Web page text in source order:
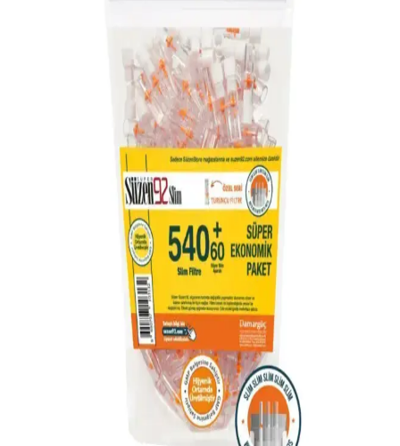
Sedat Aksesuar'ın siyah, yanmaz plastik ve metal iç kaplamalı
küllüğü, estetik ve güvenli sigara içimi sağlar, koku hapseder,
dayanıklıdır ve şık tasarımıyla öne çıkar.
Genel Markalar Izgara Tipi Kapaklı Küllük:
Modern ve Pratik Dış Mekan Sigara Küllüğü
Genel Markalar'ın kapaklı küllüğü, hafif ve dayanıklı yapısıyla
sigara içenlere pratik ve şık bir kullanım sağlar, kül ve duman
kontrolü için uygun, taşınabilir ve estetik bir çözüm sunar.
Genel Markalar Kokusuz Sert Plastik Oto Küllük
İnceleme ve Kullanıcı Yorumları
Kokusuz sert plastik oto küllük, şık tasarımı ve kullanışlı
özellikleriyle araç içi düzeni sağlar. Dayanıklı malzeme ve kompakt
boyutuyla sigara izmaritlerini güvenle tutar, koku yapmaz.
Çiçek Sepeti Baskılı Seramik Kokusuz Küllük:
Estetik ve Pratik Tasarım Özellikleri
Beyaz seramikten üretilen, baskılı ve hijyenik kullanım sağlayan bu
küllük, dayanıklı ve estetik tasarımıyla ev ve ofislerde tercih edilir.
KaktüsKedi 3 Adet Kokusuz Küllük Seti: Dayanıklı